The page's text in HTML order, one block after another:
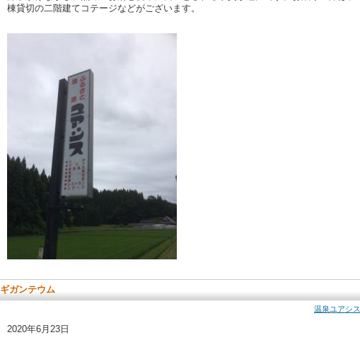
棟貸切の二階建てコテージなどがございます。
ギガンテウム
温泉ユアシス
2020年6月23日